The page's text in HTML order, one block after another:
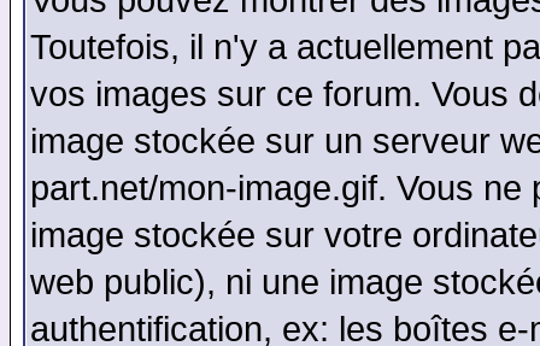
Toutefois, il n'y a actuellement
vos images sur ce forum. Vous
image stockée sur un serveur
part.net/mon-image.gif. Vous
image stockée sur votre
web public), ni une image
authentification, ex: les boîtes